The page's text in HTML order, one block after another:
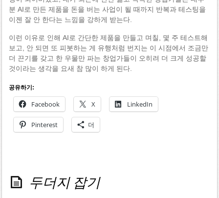
분 AI로 만든 제품을 돈을 버는 사업이 될 때까지 반복과 테스팅을
이젠 잘 안 한다는 느낌을 강하게 받는다.
이런 이유로 인해 AI로 간단한 제품을 만들고 며칠, 몇 주 테스트해
보고, 안 되면 또 피봇하는 게 유행처럼 번지는 이 시점에서 조금만
더 끈기를 갖고 한 우물만 파는 창업가들이 오히려 더 크게 성공할
것이라는 생각을 요새 참 많이 하게 된다.
공유하기:
Facebook X LinkedIn
Pinterest 더
두더지 잡기